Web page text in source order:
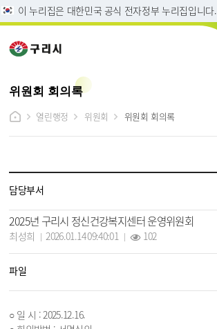
이 누리집은 대한민국 공식 전자정부 누리집입니다.
위원회 회의록
열린행정
위원회 위원회 회의록
담당부서
2025년 구리시 정신건강복지센터 운영위원회
최성희 2026.01.14 09:40:01 102
파일
○ 일 시 : 2025.12.16.